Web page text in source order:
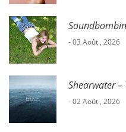
- 03 Août , 2026
Shearwater –
- 02 Août , 2026